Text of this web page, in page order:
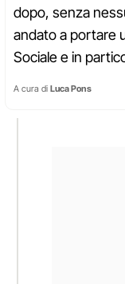
dopo, senza
andato a portare
Sociale e in
A cura di Luca Pons